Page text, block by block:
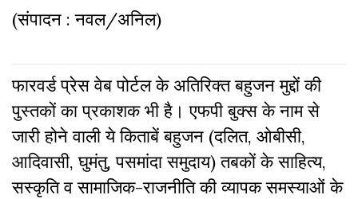
(संपादन : नवल/अनिल)
फारवर्ड प्रेस वेब पोर्टल के अतिरिक्‍त बहुजन मुद्दों की
पुस्‍तकों का प्रकाशक भी है। एफपी बुक्‍स के नाम से
जारी होने वाली ये किताबें बहुजन (दलित, ओबीसी,
आदिवासी, घुमंतु, पसमांदा समुदाय) तबकों के साहित्‍य,
सस्‍क‍ृति व सामाजिक-राजनीति की व्‍यापक समस्‍याओं के